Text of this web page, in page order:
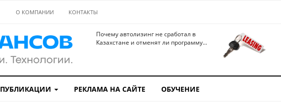
О КОМПАНИИ КОНТАКТЫ
Почему автолизинг не сработал в
Казахстане и отменят ли программу...
ПУБЛИКАЦИИ РЕКЛАМА НА САЙТЕ ОБУЧЕНИЕ